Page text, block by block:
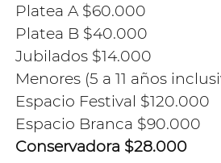
Platea A $60.000
Platea B $40.000
Jubilados $14.000
Menores (5 a 11 años
Espacio Festival $120.000
Espacio Branca $90.000
Conservadora $28.000